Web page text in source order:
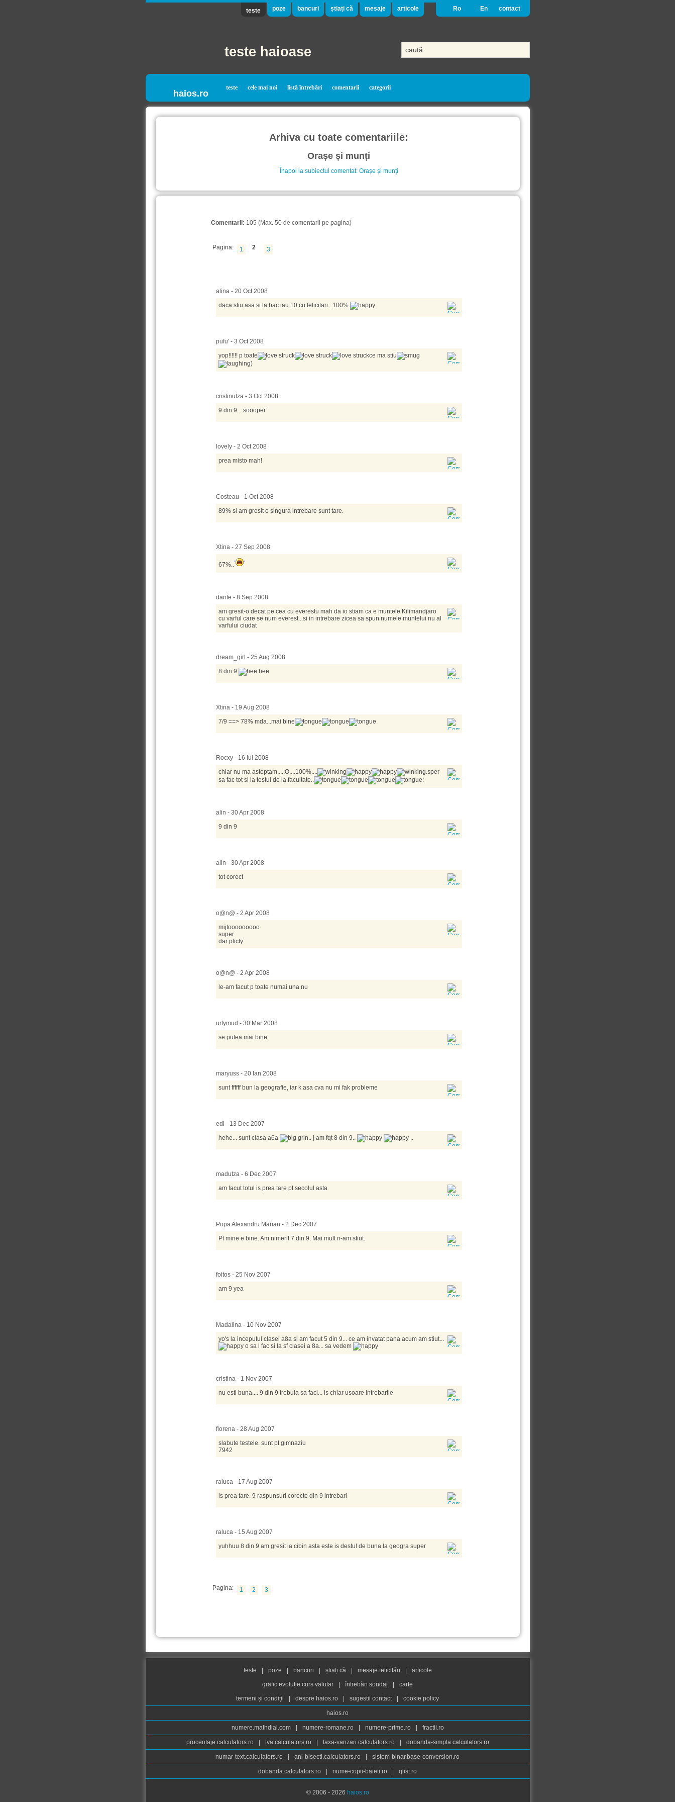
teste poze bancuri știați că mesaje articole Ro En contact
teste haioase
haios.ro
teste cele mai noi listă întrebări comentarii categorii
Arhiva cu toate comentariile:
Orașe și munți
Înapoi la subiectul comentat: Orașe și munți
Comentarii: 105 (Max. 50 de comentarii pe pagina)
Pagina: 1 2 3
alina - 20 Oct 2008
daca stiu asa si la bac iau 10 cu felicitari...100%
pufu' - 3 Oct 2008
yop!!!!!! p toate
ce ma stiu
)
cristinutza - 3 Oct 2008
9 din 9....soooper
lovely - 2 Oct 2008
prea misto mah!
Costeau - 1 Oct 2008
89% si am gresit o singura intrebare sunt tare.
Xtina - 27 Sep 2008
67%..
dante - 8 Sep 2008
am gresit-o decat pe cea cu everestu mah da io stiam ca e muntele Kilimandjaro
cu varful care se num everest...si in intrebare zicea sa spun numele muntelui nu al
varfului ciudat
dream_girl - 25 Aug 2008
8 din 9
Xtina - 19 Aug 2008
7/9 ==> 78% mda...mai bine
Rocxy - 16 Iul 2008
chiar nu ma asteptam....:O....100%....
.sper
sa fac tot si la testul de la facultate..
:
alin - 30 Apr 2008
9 din 9
alin - 30 Apr 2008
tot corect
o@n@ - 2 Apr 2008
mijtooooooooo
super
dar plicty
o@n@ - 2 Apr 2008
le-am facut p toate numai una nu
urtymud - 30 Mar 2008
se putea mai bine
maryuss - 20 Ian 2008
sunt ffffff bun la geografie, iar k asa cva nu mi fak probleme
edi - 13 Dec 2007
hehe... sunt clasa a6a
.. j am fqt 8 din 9.. ..
madutza - 6 Dec 2007
am facut totul is prea tare pt secolul asta
Popa Alexandru Marian - 2 Dec 2007
Pt mine e bine. Am nimerit 7 din 9. Mai mult n-am stiut.
foitos - 25 Nov 2007
am 9 yea
Madalina - 10 Nov 2007
yo's la inceputul clasei a8a si am facut 5 din 9... ce am invatat pana acum am stiut...
o sa l fac si la sf clasei a 8a... sa vedem
cristina - 1 Nov 2007
nu esti buna.... 9 din 9 trebuia sa faci... is chiar usoare intrebarile
florena - 28 Aug 2007
slabute testele. sunt pt gimnaziu
7942
raluca - 17 Aug 2007
is prea tare. 9 raspunsuri corecte din 9 intrebari
raluca - 15 Aug 2007
yuhhuu 8 din 9 am gresit la cibin asta este is destul de buna la geogra super
Pagina: 1 2 3
teste poze bancuri știați că mesaje felicitări
articole
grafic evoluție curs valutar
întrebări sondaj
carte
termeni și condiții
despre haios.ro sugestii contact cookie policy
haios.ro
numere.mathdial.com numere-romane.ro numere-prime.ro fractii.ro
procentaje.calculators.ro tva.calculators.ro taxa-vanzari.calculators.ro dobanda-simpla.calculators.ro
numar-text.calculators.ro ani-bisecti.calculators.ro sistem-binar.base-conversion.ro
dobanda.calculators.ro nume-copii-baieti.ro qlist.ro
© 2006 - 2026 haios.ro